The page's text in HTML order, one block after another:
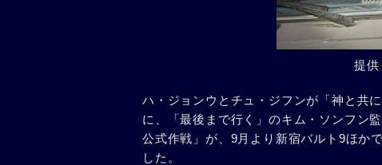
提供
ハ・ジョンウとチュ・ジフンが「神と共
に、「最後まで行く」のキム・ソンフン
公式作戦」が、9月より新宿バルト9ほか
した。